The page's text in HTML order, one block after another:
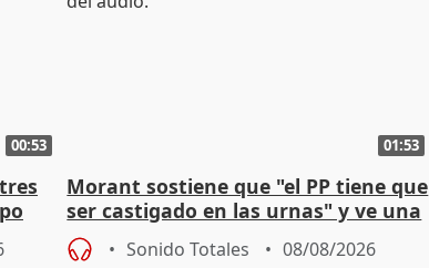
00:53 01:53
Morant sostiene que "el PP tiene que
ser castigado en las urnas" y ve una
"pulsión de cambio"
Sonido Totales 08/08/2026